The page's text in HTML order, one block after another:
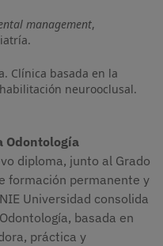
management,
Clínica basada en la
neurooclusal.
Odontología
diploma, junto al Grado
formación permanente y
Universidad consolida
basada en
práctica y